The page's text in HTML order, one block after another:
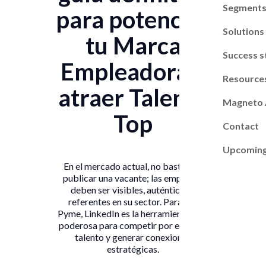
Segments
Solutions
Success
Magneto
Contact
para potenciar
tu Marca
Empleadora y
atraer Talento
Top
En el mercado actual, no basta con
publicar una vacante; las empresas
deben ser visibles, auténticas y
referentes en su sector. Para una
Pyme, LinkedIn es la herramienta más
poderosa para competir por el mejor
talento y generar conexiones
estratégicas.